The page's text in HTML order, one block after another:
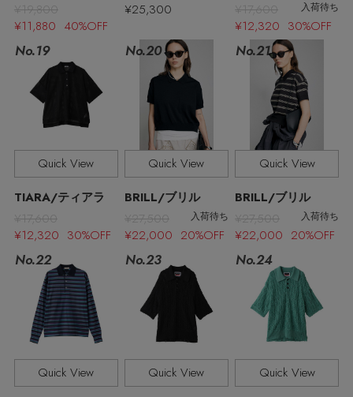
Stay inthe Loop
ELLE SHOP 公式アプリ
¥19,800
¥11,880 40%OFF
¥25,300
¥17,600
入荷待ち
¥12,320 30%OFF
No.19
Quick View
TIARA/ティアラ
¥17,600
¥12,320 30%OFF
No.20
Quick View
BRILL/ブリル
¥27,500
入荷待ち
¥22,000 20%OFF
No.21
Quick View
BRILL/ブリル
¥27,500
入荷待ち
¥22,000 20%OFF
No.22
Quick View
No.23
Quick View
No.24
Quick View